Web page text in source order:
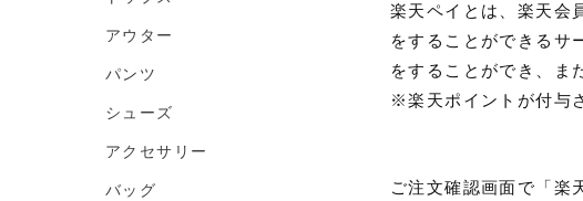
アウター
パンツ
シューズ
アクセサリー
バッグ
楽天ペイとは、楽天会
をすることができるサ
をすることができ、ま
※楽天ポイントが付与
ご注文確認画面で「楽